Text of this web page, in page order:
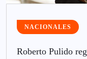
NACIONALES
Roberto Pulido